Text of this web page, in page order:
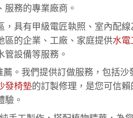
務的專業廠商。
，具有甲級電匠執照、室內配
區的企業、工廠、家庭提供水電
設備等服務。
薦。我們提供訂做服務，包括
發椅墊的訂製修理，是您可信
驗。